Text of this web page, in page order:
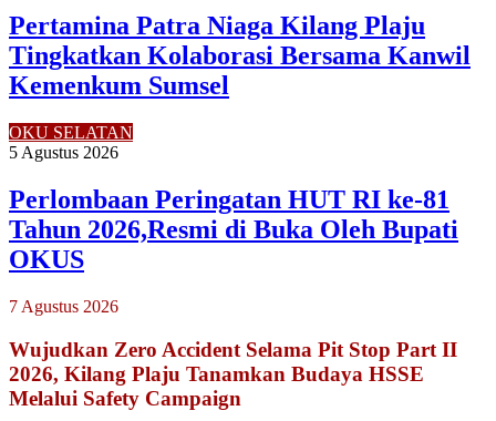
Pertamina Patra Niaga Kilang Plaju
Tingkatkan Kolaborasi Bersama Kanwil
Kemenkum Sumsel
OKU SELATAN
5 Agustus 2026
Perlombaan Peringatan HUT RI ke-81
Tahun 2026,Resmi di Buka Oleh Bupati
OKUS
7 Agustus 2026
Wujudkan Zero Accident Selama Pit Stop Part II
2026, Kilang Plaju Tanamkan Budaya HSSE
Melalui Safety Campaign